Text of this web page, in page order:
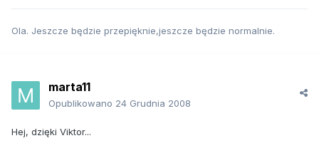
Ola. Jeszcze będzie przepięknie,jeszcze będzie normalnie.
marta11
Opublikowano 24 Grudnia 2008
Hej, dzięki Viktor...